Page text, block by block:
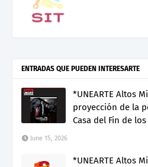
ENTRADAS QUE PUEDEN INTERESARTE
*UNEARTE Altos
proyección de la
Casa del Fin de
June 15, 2026
*UNEARTE Altos